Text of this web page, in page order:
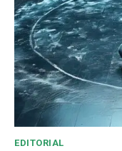
EDITORIAL